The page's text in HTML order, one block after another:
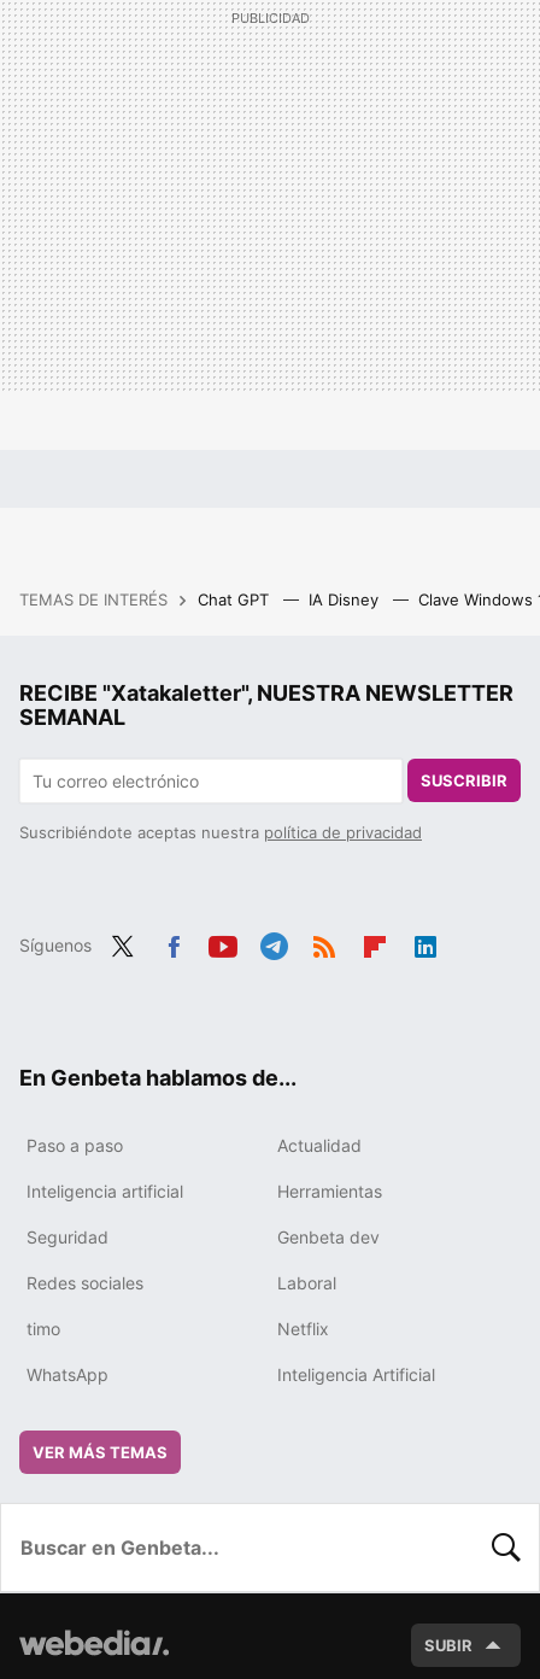
TEMAS DE INTERÉS Chat GPT IA Disney Clave Windows
RECIBE "Xatakaletter", NUESTRA NEWSLETTER
SEMANAL
SUSCRIBIR
Suscribiéndote aceptas nuestra política de privacidad
Síguenos
En Genbeta hablamos de...
Paso a paso Actualidad
Inteligencia artificial Herramientas
Seguridad Genbeta dev
Redes sociales Laboral
timo Netflix
WhatsApp Inteligencia Artificial
VER MÁS TEMAS
SUBIR